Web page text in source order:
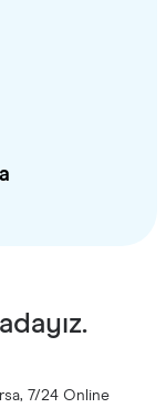
7/24 Online